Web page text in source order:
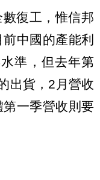
復工，惟信邦
中國的產能利
準，但去年第
出貨，2月營收
一季營收則要